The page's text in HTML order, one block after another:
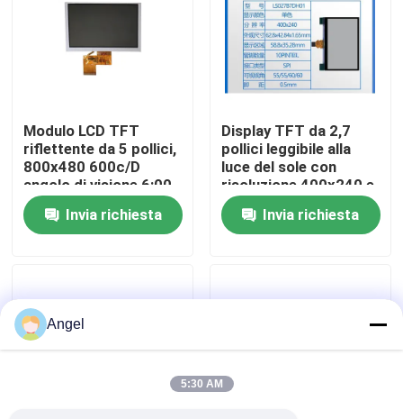
Video
Manifestazione di VR
Circa noi
Giro della fabbrica
Controllo di qualità
Contattici
Richieda una citazione
Modulo LCD TFT
riflettente da 5 pollici,
800x480 600c/D
angolo di visione 6:00
Invia richiesta
Display TFT da 2,7
pollici leggibile alla
luce del sole con
risoluzione 400x240 e
interfaccia SPI a 10
pin
Invia richiesta
Angel
5:30 AM